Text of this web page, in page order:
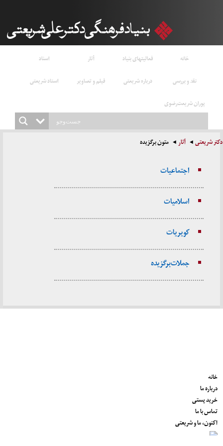
خانه فعالیتهای بنیاد آثار
اسناد
نقد و بررسی
درباره شریعتی فیلم و تصاویر
استاد شریعتی
پوران شریعت‌رضوی
دکتر شریعتی آثار متون برگزیده
اجتماعیات
اسلامیات
کویریات
جملات برگزیده
خانه
درباره ما
خرید پستی
تماس با ما
اکنون، ما و شریعتی